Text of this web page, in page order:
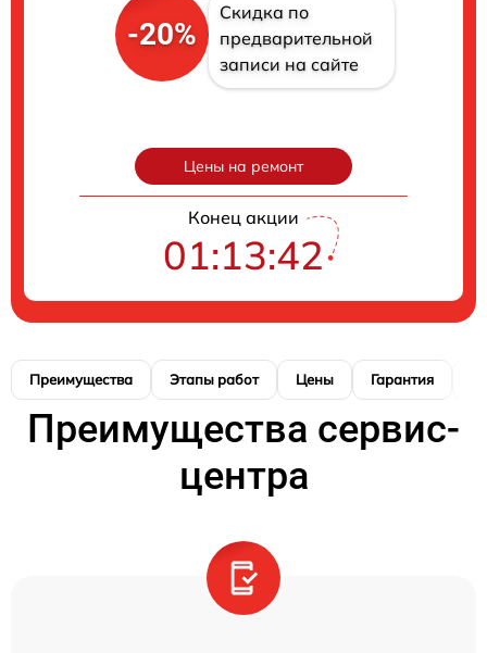
-20%
Скидка по
предварительной
записи на сайте
Цены на ремонт
Конец акции
01:13:41
Преимущества Этапы работ Цены Гарантия
Преимущества сервис-
центра